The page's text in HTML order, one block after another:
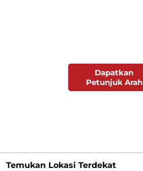
Dapatkan
Petunjuk Arah
Temukan Lokasi Terdekat